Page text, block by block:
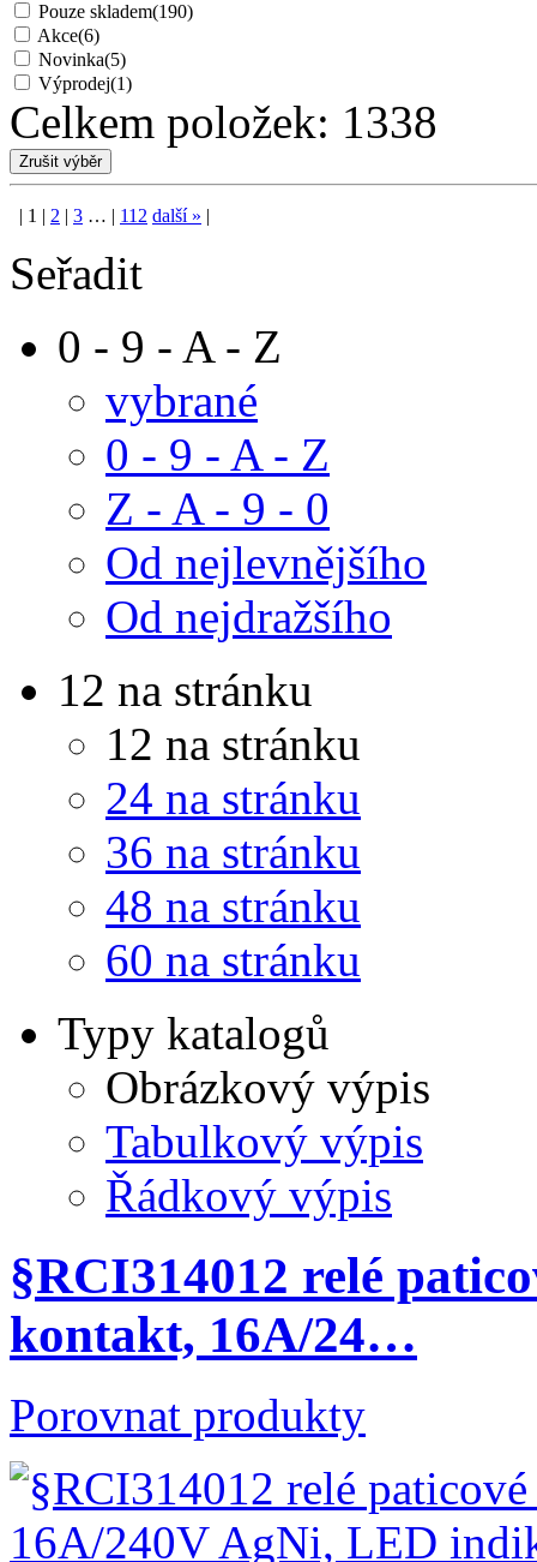
Pouze skladem(190)
Akce(6)
Novinka(5)
Výprodej(1)
Celkem položek: 1338
1 2 3 … 112 další »
Seřadit
0 - 9 - A - Z
vybrané
0 - 9 - A - Z
Z - A - 9 - 0
Od nejlevnějšího
Od nejdražšího
12 na stránku
12 na stránku
24 na stránku
36 na stránku
48 na stránku
60 na stránku
Typy katalogů
Obrázkový výpis
Tabulkový výpis
Řádkový výpis
§RCI314012 relé
kontakt, 16A/24…
Porovnat produkty